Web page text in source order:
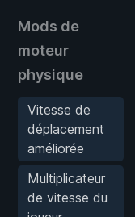
Mods de
moteur
physique
Vitesse de
déplacement
améliorée
Multiplicateur
de vitesse du